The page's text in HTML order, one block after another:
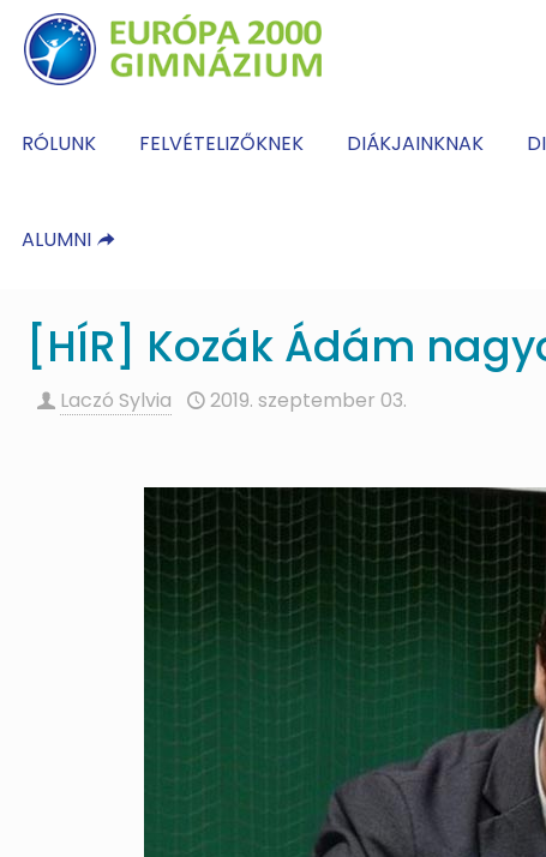
RÓLUNK FELVÉTELIZŐKNEK DIÁKJAINKNAK
ALUMNI
[HÍR] Kozák Ádám
Laczó Sylvia 2019. szeptember 03.